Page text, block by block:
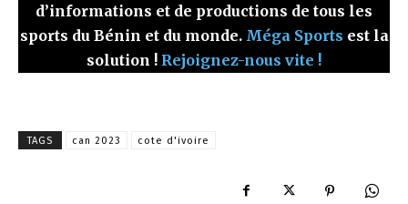
d’informations et de productions de tous les
sports du Bénin et du monde. Méga Sports est la
solution ! Rejoignez-nous vite !
TAGS can 2023 cote d'ivoire